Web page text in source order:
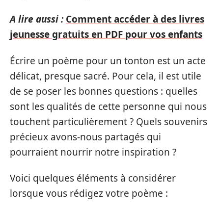
A lire aussi : Comment accéder à des livres
jeunesse gratuits en PDF pour vos enfants
Écrire un poème pour un tonton est un acte
délicat, presque sacré. Pour cela, il est utile
de se poser les bonnes questions : quelles
sont les qualités de cette personne qui nous
touchent particulièrement ? Quels souvenirs
précieux avons-nous partagés qui
pourraient nourrir notre inspiration ?
Voici quelques éléments à considérer
lorsque vous rédigez votre poème :